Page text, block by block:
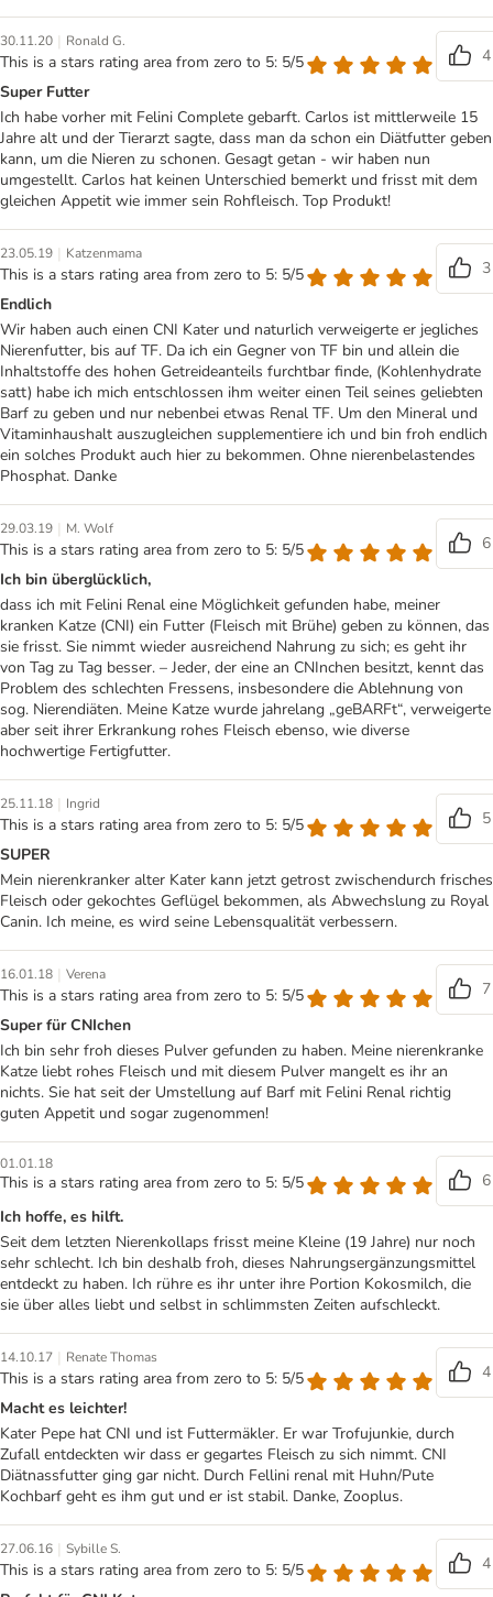
30.11.20 | Ronald G.
This is a stars rating area from zero to 5: 5/5
4
Super Futter
Ich habe vorher mit Felini Complete gebarft. Carlos ist mittlerweile 15
Jahre alt und der Tierarzt sagte, dass man da schon ein Diätfutter geben
kann, um die Nieren zu schonen. Gesagt getan - wir haben nun
umgestellt. Carlos hat keinen Unterschied bemerkt und frisst mit dem
gleichen Appetit wie immer sein Rohfleisch. Top Produkt!
23.05.19 | Katzenmama
This is a stars rating area from zero to 5: 5/5
3
Endlich
Wir haben auch einen CNI Kater und naturlich verweigerte er jegliches
Nierenfutter, bis auf TF. Da ich ein Gegner von TF bin und allein die
Inhaltstoffe des hohen Getreideanteils furchtbar finde, (Kohlenhydrate
satt) habe ich mich entschlossen ihm weiter einen Teil seines geliebten
Barf zu geben und nur nebenbei etwas Renal TF. Um den Mineral und
Vitaminhaushalt auszugleichen supplementiere ich und bin froh endlich
ein solches Produkt auch hier zu bekommen. Ohne nierenbelastendes
Phosphat. Danke
29.03.19 | M. Wolf
This is a stars rating area from zero to 5: 5/5
6
Ich bin überglücklich,
dass ich mit Felini Renal eine Möglichkeit gefunden habe, meiner
kranken Katze (CNI) ein Futter (Fleisch mit Brühe) geben zu können, das
sie frisst. Sie nimmt wieder ausreichend Nahrung zu sich; es geht ihr
von Tag zu Tag besser. – Jeder, der eine an CNInchen besitzt, kennt das
Problem des schlechten Fressens, insbesondere die Ablehnung von
sog. Nierendiäten. Meine Katze wurde jahrelang „geBARFt“, verweigerte
aber seit ihrer Erkrankung rohes Fleisch ebenso, wie diverse
hochwertige Fertigfutter.
25.11.18 | Ingrid
This is a stars rating area from zero to 5: 5/5
5
SUPER
Mein nierenkranker alter Kater kann jetzt getrost zwischendurch frisches
Fleisch oder gekochtes Geflügel bekommen, als Abwechslung zu Royal
Canin. Ich meine, es wird seine Lebensqualität verbessern.
16.01.18 | Verena
This is a stars rating area from zero to 5: 5/5
7
Super für CNIchen
Ich bin sehr froh dieses Pulver gefunden zu haben. Meine nierenkranke
Katze liebt rohes Fleisch und mit diesem Pulver mangelt es ihr an
nichts. Sie hat seit der Umstellung auf Barf mit Felini Renal richtig
guten Appetit und sogar zugenommen!
01.01.18
This is a stars rating area from zero to 5: 5/5
6
Ich hoffe, es hilft.
Seit dem letzten Nierenkollaps frisst meine Kleine (19 Jahre) nur noch
sehr schlecht. Ich bin deshalb froh, dieses Nahrungsergänzungsmittel
entdeckt zu haben. Ich rühre es ihr unter ihre Portion Kokosmilch, die
sie über alles liebt und selbst in schlimmsten Zeiten aufschleckt.
14.10.17 | Renate Thomas
This is a stars rating area from zero to 5: 5/5
4
Macht es leichter!
Kater Pepe hat CNI und ist Futtermäkler. Er war Trofujunkie, durch
Zufall entdeckten wir dass er gegartes Fleisch zu sich nimmt. CNI
Diätnassfutter ging gar nicht. Durch Fellini renal mit Huhn/Pute
Kochbarf geht es ihm gut und er ist stabil. Danke, Zooplus.
27.06.16 | Sybille S.
This is a stars rating area from zero to 5: 5/5
4